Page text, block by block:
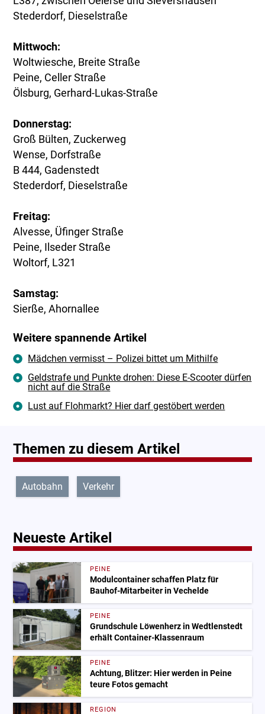
Stederdorf, Dieselstraße
Mittwoch:
Woltwiesche, Breite Straße
Peine, Celler Straße
Ölsburg, Gerhard-Lukas-Straße
Donnerstag:
Groß Bülten, Zuckerweg
Wense, Dorfstraße
B 444, Gadenstedt
Stederdorf, Dieselstraße
Freitag:
Alvesse, Üfinger Straße
Peine, Ilseder Straße
Woltorf, L321
Samstag:
Sierße, Ahornallee
Weitere spannende Artikel
Mädchen vermisst – Polizei bittet um Mithilfe
Geldstrafe und Punkte drohen: Diese E-Scooter dürfen
nicht auf die Straße
Lust auf Flohmarkt? Hier darf gestöbert werden
Themen zu diesem Artikel
Autobahn Verkehr
Neueste Artikel
PEINE
Modulcontainer schaffen Platz für
Bauhof-Mitarbeiter in Vechelde
PEINE
Grundschule Löwenherz in Wedtlenstedt
erhält Container-Klassenraum
PEINE
Achtung, Blitzer: Hier werden in Peine
teure Fotos gemacht
REGION